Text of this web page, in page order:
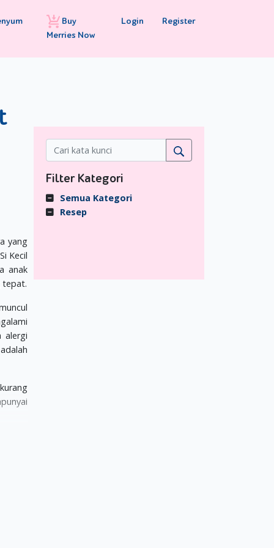
Buy
Merries Now
Login Register
yang
Kecil
anak
tepat.
alergi
Filter Kategori
Semua Kategori
Resep